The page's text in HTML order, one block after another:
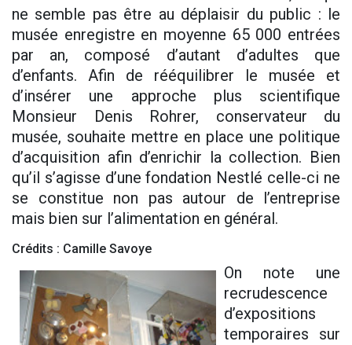
ne semble pas être au déplaisir du public : le
musée enregistre en moyenne 65 000 entrées
par an, composé d’autant d’adultes que
d’enfants. Afin de rééquilibrer le musée et
d’insérer une approche plus scientifique
Monsieur Denis Rohrer, conservateur du
musée, souhaite mettre en place une politique
d’acquisition afin d’enrichir la collection. Bien
qu’il s’agisse d’une fondation Nestlé celle-ci ne
se constitue non pas autour de l’entreprise
mais bien sur l’alimentation en général.
Crédits : Camille Savoye
On note une
recrudescence
d’expositions
temporaires sur